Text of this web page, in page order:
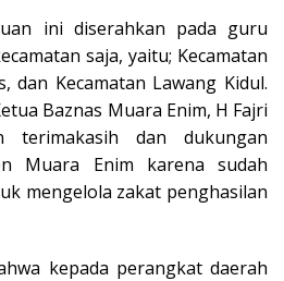
ini diserahkan pada guru
saja, yaitu; Kecamatan
dan Kecamatan Lawang Kidul.
Baznas Muara Enim, H Fajri
terimakasih dan dukungan
Muara Enim karena sudah
mengelola zakat penghasilan
kepada perangkat daerah